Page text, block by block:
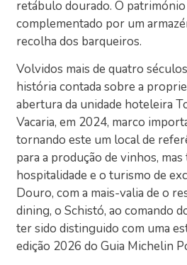
retábulo dourado. O
complementado por um
recolha dos barqueiros.
Volvidos mais de quatro
história contada sobre a
abertura da unidade hoteleira
Vacaria, em 2024, marco
tornando este um local de
para a produção de vinhos, mas
hospitalidade e o turismo de
Douro, com a mais-valia de o
dining, o Schistó, ao comando
ter sido distinguido com uma
edição 2026 do Guia Michelin